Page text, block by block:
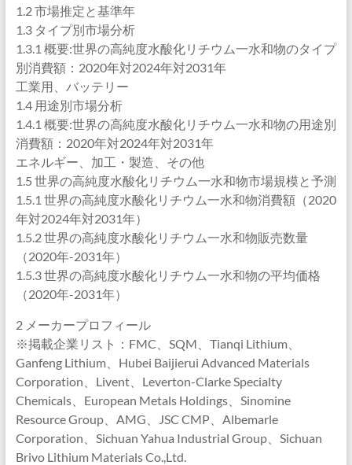
1.2 市場推定と基準年
1.3 タイプ別市場分析
1.3.1 概要:世界の高純度水酸化リチウム一水和物のタイプ
別消費額：2020年対2024年対2031年
工業用、バッテリー
1.4 用途別市場分析
1.4.1 概要:世界の高純度水酸化リチウム一水和物の用途別
消費額：2020年対2024年対2031年
エネルギー、加工・製造、その他
1.5 世界の高純度水酸化リチウム一水和物市場規模と予測
1.5.1 世界の高純度水酸化リチウム一水和物消費額（2020
年対2024年対2031年）
1.5.2 世界の高純度水酸化リチウム一水和物販売数量
（2020年-2031年）
1.5.3 世界の高純度水酸化リチウム一水和物の平均価格
（2020年-2031年）
2 メーカープロフィール
※掲載企業リスト：FMC、SQM、Tianqi Lithium、
Ganfeng Lithium、Hubei Baijierui Advanced Materials
Corporation、Livent、Leverton-Clarke Specialty
Chemicals、European Metals Holdings、Sinomine
Resource Group、AMG、JSC CMP、Albemarle
Corporation、Sichuan Yahua Industrial Group、Sichuan
Brivo Lithium Materials Co.,Ltd.